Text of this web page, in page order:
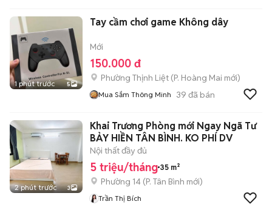
1 phút trước 5
Tay cầm chơi game Không dây
Mới
150.000 đ
Phường Thịnh Liệt (P. Hoàng Mai mới)
Mua Sắm Thông Minh 39 đã bán
2 phút trước 3
Khai Trương Phòng mới Ngay Ngã Tư
BẢY HIỀN TÂN BÌNH. KO PHÍ DV
Nội thất đầy đủ
5 triệu/tháng 35 m²
Phường 14 (P. Tân Bình mới)
Trần Thị Bích